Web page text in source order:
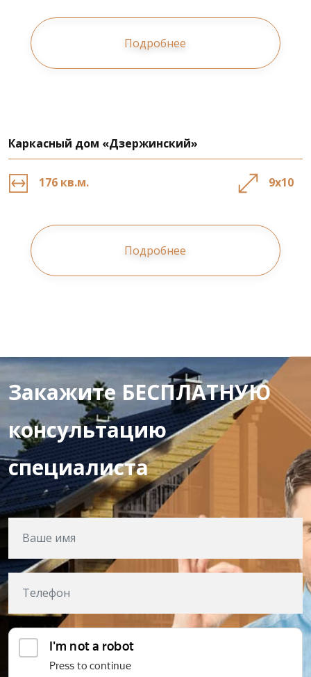
Подробнее
Каркасный дом «Дзержинский»
176 кв.м. 9х10
Подробнее
Закажите БЕСПЛАТНУЮ
консультацию
специалиста